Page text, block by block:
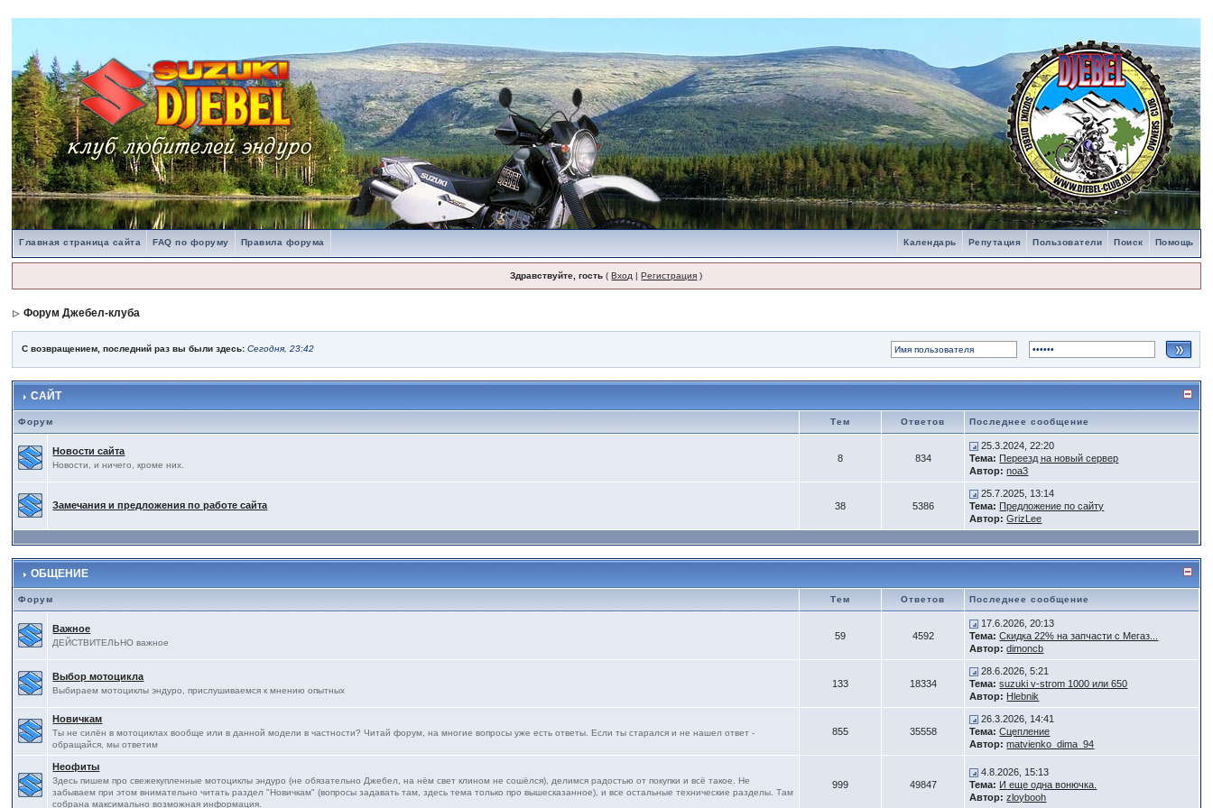
Главная страница сайта FAQ по форуму Правила форума Помощь
Поиск
Пользователи
Репутация
Календарь
Здравствуйте, гость (Вход |Регистрация )
Форум Джебел-клуба
С возвращением, последний раз вы были здесь:Сегодня, 23:42
САЙТ
Форум Тем Ответов Последнее сообщение
Новости сайта
Новости, и ничего, кроме них.
8 834
25.3.2024, 22:20
Тема: Переезд на новый сервер
Автор: noa3
Замечания и предложения по работе сайта 38 5386
25.7.2025, 13:14
Тема: Предложение по сайту
Автор: GrizLee
ОБЩЕНИЕ
Форум Тем Ответов Последнее сообщение
Важное
ДЕЙСТВИТЕЛЬНО важное
59 4592
17.6.2026, 20:13
Тема: Скидка 22% на запчасти с Мегаз...
Автор: dimoncb
Выбор мотоцикла
Выбираем мотоциклы эндуро, прислушиваемся к мнению опытных
133 18334
28.6.2026, 5:21
Тема: suzuki v-strom 1000 или 650
Автор: Hlebnik
Новичкам
Ты не силён в мотоциклах вообще или в данной модели в частности? Читай форум, на многие вопросы уже есть ответы. Если ты старался и не нашел ответ -
обращайся, мы ответим
855 35558
26.3.2026, 14:41
Тема: Сцепление
Автор: matvienko_dima_94
Неофиты
Здесь пишем про свежекупленные мотоциклы эндуро (не обязательно Джебел, на нём свет клином не сошёлся), делимся радостью от покупки и всё такое. Не
забываем при этом внимательно читать раздел "Новичкам" (вопросы задавать там, здесь тема только про вышесказанное), и все остальные технические разделы. Там
собрана максимально возможная информация.
999 49847
4.8.2026, 15:13
Тема: И еще одна вонючка.
Автор: zloybooh